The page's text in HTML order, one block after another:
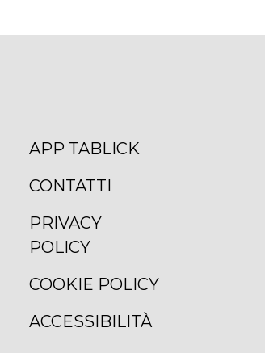
APP TABLICK
CONTATTI
PRIVACY
POLICY
COOKIE POLICY
ACCESSIBILITÀ